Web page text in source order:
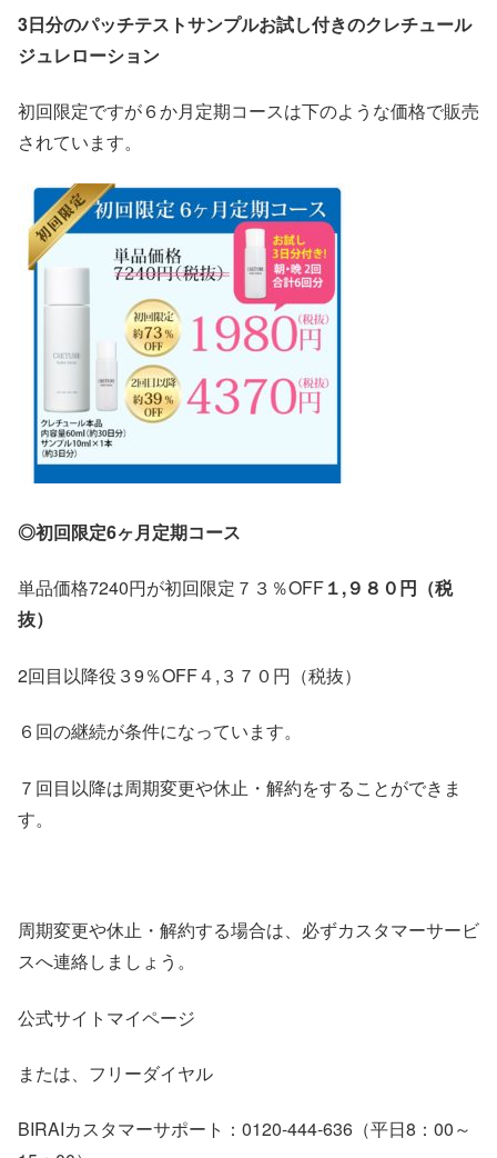
3日分のパッチテストサンプルお試し付きのクレチュール
ジュレローション
初回限定ですが６か月定期コースは下のような価格で販売
されています。
◎初回限定6ヶ月定期コース
単品価格7240円が初回限定７３％OFF１,９８０円（税
抜）
2回目以降役３9％OFF４,３７０円（税抜）
６回の継続が条件になっています。
７回目以降は周期変更や休止・解約をすることができま
す。
周期変更や休止・解約する場合は、必ずカスタマーサービ
スへ連絡しましょう。
公式サイトマイページ
または、フリーダイヤル
BIRAIカスタマーサポート：0120-444-636（平日8：00～